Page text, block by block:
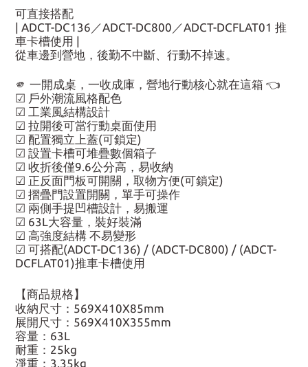
可直接搭配
| ADCT-DC136／ADCT-DC800／ADCT-DCFLAT01 推
車卡槽使用 |
從車邊到營地，後勤不中斷、行動不掉速。
🫵 一開成桌，一收成庫，營地行動核心就在這箱 👈
☑ 戶外潮流風格配色
☑ 工業風結構設計
☑ 拉開後可當行動桌面使用
☑ 配置獨立上蓋(可鎖定)
☑ 設置卡槽可堆疊數個箱子
☑ 收折後僅9.6公分高，易收納
☑ 正反面門板可開關，取物方便(可鎖定)
☑ 摺疊門設置開關，單手可操作
☑ 兩側手提凹槽設計，易搬運
☑ 63L大容量，裝好裝滿
☑ 高強度結構 不易變形
☑ 可搭配(ADCT-DC136) / (ADCT-DC800) / (ADCT-
DCFLAT01)推車卡槽使用
【商品規格】
收納尺寸：569X410X85mm
展開尺寸：569X410X355mm
容量：63L
耐重：25kg
淨重：3.35kg